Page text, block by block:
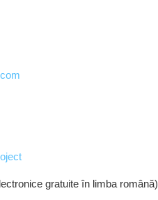
gratuite în limba română)